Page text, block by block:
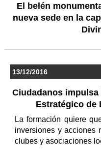
El belén
nueva sede en la
13/12/2016
Ciudadanos
Estratégico de
La formación quiere
inversiones y acciones
clubes y asociaciones